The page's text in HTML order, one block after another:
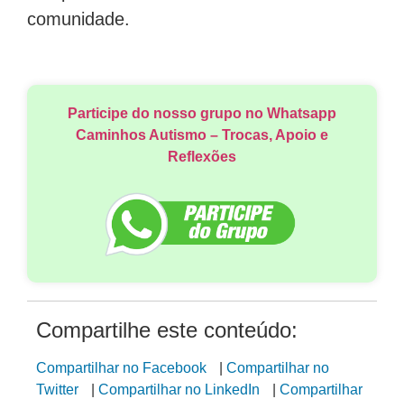
comunidade.
Participe do nosso grupo no Whatsapp
Caminhos Autismo – Trocas, Apoio e
Reflexões
Compartilhe este conteúdo:
Compartilhar no Facebook
Compartilhar no
Twitter
Compartilhar no LinkedIn
Compartilhar